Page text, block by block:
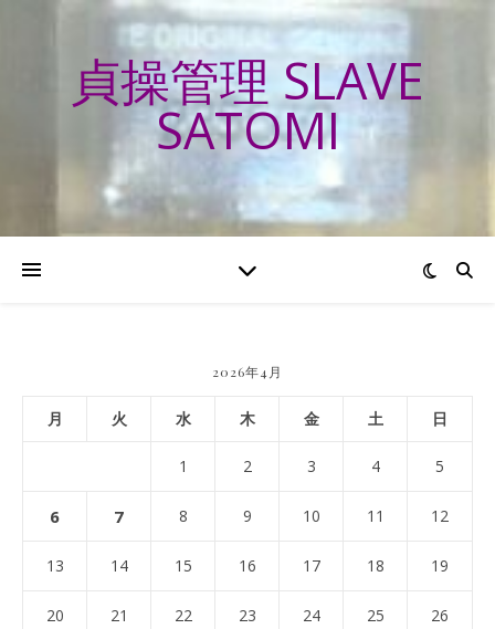
貞操管理 SLAVE
SATOMI
2026年4月
月 火 水 木 金 土 日
1 2 3 4 5
6 7 8 9 10 11 12
13 14 15 16 17 18 19
20 21 22 23 24 25 26